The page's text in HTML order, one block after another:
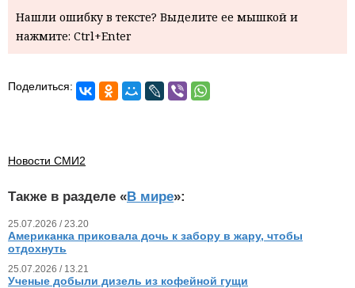
Нашли ошибку в тексте? Выделите ее мышкой и
нажмите: Ctrl+Enter
Поделиться:
Новости СМИ2
Также в разделе «В мире»:
25.07.2026 / 23.20
Американка приковала дочь к забору в жару, чтобы
отдохнуть
25.07.2026 / 13.21
Ученые добыли дизель из кофейной гущи